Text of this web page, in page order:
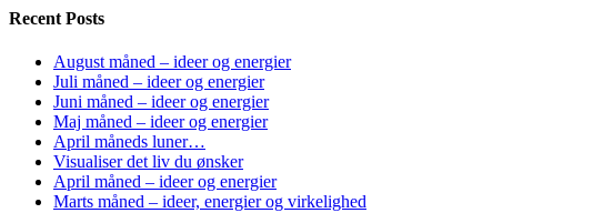
Recent Posts
August måned – ideer og energier
Juli måned – ideer og energier
Juni måned – ideer og energier
Maj måned – ideer og energier
April måneds luner…
Visualiser det liv du ønsker
April måned – ideer og energier
Marts måned – ideer, energier og virkelighed